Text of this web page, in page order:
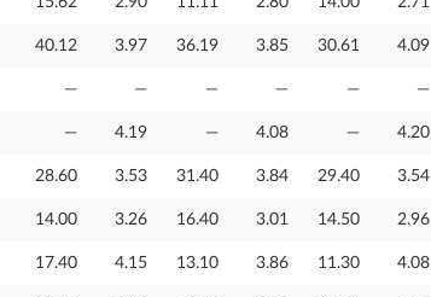
40.12 3.97 36.19 3.85 30.61 4.09
— — — — — —
— 4.19 — 4.08 — 4.20
28.60 3.53 31.40 3.84 29.40 3.54
14.00 3.26 16.40 3.01 14.50 2.96
17.40 4.15 13.10 3.86 11.30 4.08